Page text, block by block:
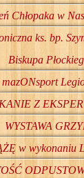
Chłopaka w
ks. bp.
Biskupa
mazONsport
Z
WYSTAWA
w wykonaniu